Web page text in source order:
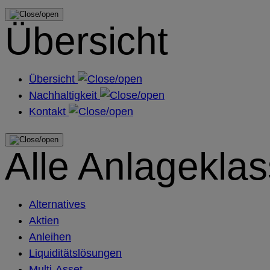
Übersicht
Übersicht
Nachhaltigkeit
Kontakt
Alle
Alternatives
Aktien
Anleihen
Liquiditätslösungen